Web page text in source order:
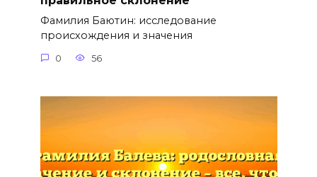
Фамилия Баютин: исследование
происхождения и значения
0 56